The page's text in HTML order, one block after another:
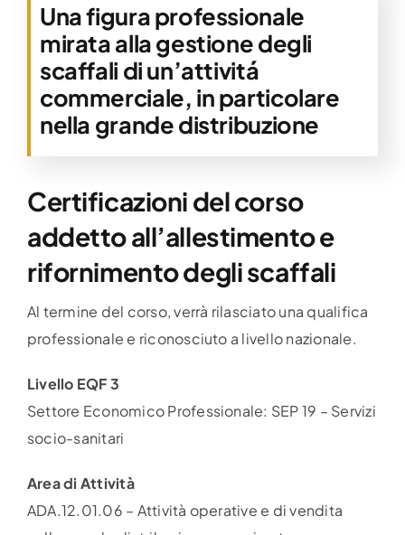
Una figura professionale
mirata alla gestione degli
scaffali di un’attivitá
commerciale, in particolare
nella grande distribuzione
Certificazioni del corso
addetto all’allestimento e
rifornimento degli scaffali
Al termine del corso, verrà rilasciato una qualifica
professionale e riconosciuto a livello nazionale.
Livello EQF 3
Settore Economico Professionale: SEP 19 – Servizi
socio-sanitari
Area di Attività
ADA.12.01.06 – Attività operative e di vendita